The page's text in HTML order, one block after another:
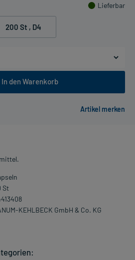
Lieferbar
200 St , D4
In den Warenkorb
St
KEHLBECK GmbH & Co. KG